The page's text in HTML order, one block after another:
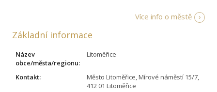
Více info o městě
Základní informace
Název
obce/města/regionu:
Litoměřice
Kontakt:
Město Litoměřice, Mírové náměstí 15/7,
412 01 Litoměřice